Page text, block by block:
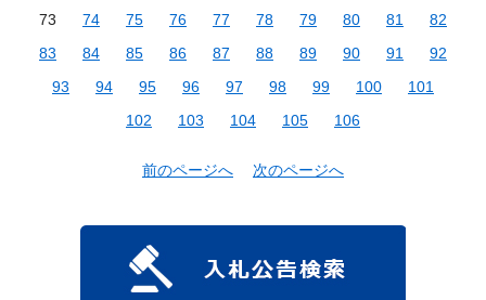
73
74 75 76 77 78 79 80 81
82
83
84 85 86 87 88 89 90 91
92
93
94 95 96 97 98 99 100
101
102
103 104 105 106
前のページへ 次のページへ